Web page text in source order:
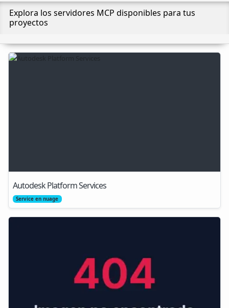
Explora los servidores MCP disponibles para tus
proyectos
Autodesk Platform Services
Service en nuage